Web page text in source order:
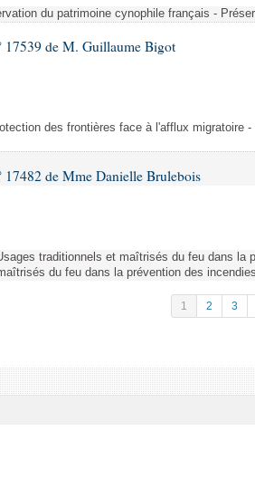
du patrimoine cynophile français -
17539 de M. Guillaume Bigot
des frontières face à l'afflux migratoire
17482 de Mme Danielle Brulebois
traditionnels et maîtrisés du feu dans la
du feu dans la prévention des
1 2 3